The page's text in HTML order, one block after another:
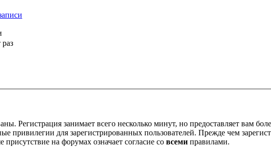
Регистрация занимает всего несколько минут, но предоставляет вам
привилегии для зарегистрированных пользователей. Прежде чем
на форумах означает согласие со всеми правилами.